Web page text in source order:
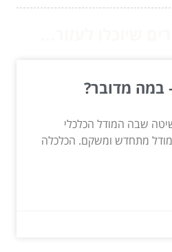
במה מדובר?
שבה המודל הכלכלי
מתחדש ומשקם. הכלכלה